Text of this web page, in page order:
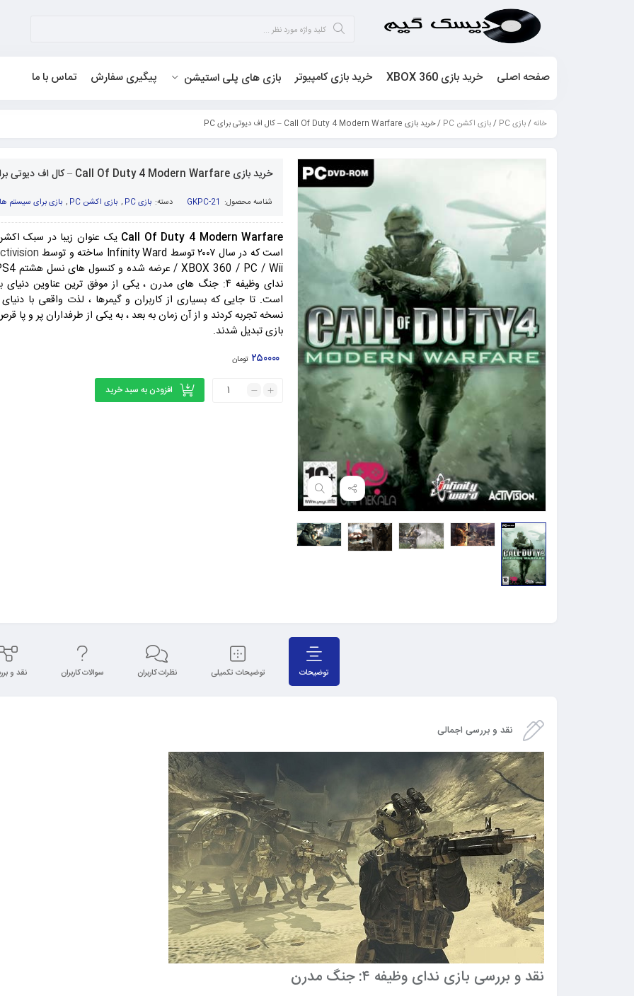
صفحه اصلی خرید بازی XBOX 360 خرید بازی کامپیوتر بازی های پلی استیشن پیگیری سفارش تماس با ما
خانه/بازی PC /بازی اکشن PC / خرید بازی Call Of Duty 4 Modern Warfare – کال اف دیوتی برای PC
خرید بازی Call Of Duty 4 Modern Warfare – کال اف دیوتی برای PC
شناسه محصول: GKPC-21 دسته: بازی PC , بازی اکشن PC , بازی برای سیستم
Call Of Duty 4 Modern Warfare یک عنوان زیبا در سبک
است که در سال ۲۰۰۷ توسط Infinity Ward ساخته و توسط
ندای وظیفه ۴: جنگ های مدرن ، یکی از موفق ترین عناوین دنیای
است. تا جایی که بسیاری از کاربران و گیمرها ، لذت واقعی با
نسخه تجربه کردند و از آن زمان به بعد ، به یکی از طرفداران پر و
بازی تبدیل شدند.
۲۵۰۰۰۰ تومان
افزودن به سبد خرید
توضیحات توضیحات تکمیلی نظرات کاربران سوالات کاربران نقد و
نقد و بررسی اجمالی
نقد و بررسی بازی ندای وظیفه ۴: جنگ مدرن